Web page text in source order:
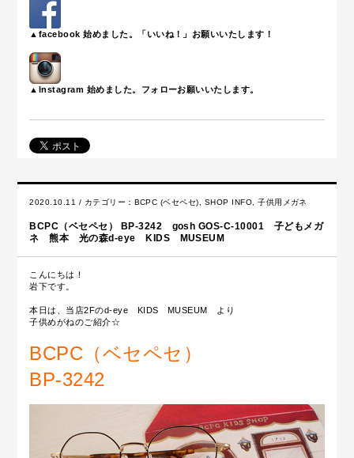
▲facebook 始めました。「いいね！」お願いいたします！
▲Instagram 始めました。フォローお願いいたします。
2020.10.11 / カテゴリー： BCPC (ベセペセ) SHOP INFO ,子供用メガネ
BCPC（ベセペセ） BP-3242 gosh GOS-C-10001 子どもメガ
ネ 熊本 光の森d-eye KIDS MUSEUM
こんにちは！
岩下です。
本日は、当店2Fのd-eye KIDS MUSEUM より
子供めがねのご紹介☆
BCPC（ベセペセ）
BP-3242